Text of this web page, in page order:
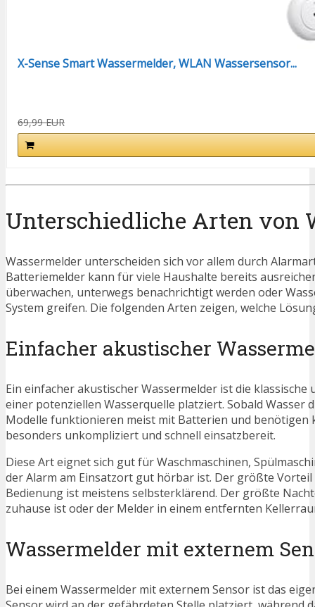
X-Sense Smart Wassermelder, WLAN Wassersensor...
69,99 EUR
Unterschiedliche Arten von
Wassermelder unterscheiden sich vor allem durch
Batteriemelder kann für viele Haushalte bereits
überwachen, unterwegs benachrichtigt werden oder
System greifen. Die folgenden Arten zeigen, welche
Einfacher akustischer
Ein einfacher akustischer Wassermelder ist die
einer potenziellen Wasserquelle platziert. Sobald Wasser
Modelle funktionieren meist mit Batterien und benötigen
besonders unkompliziert und schnell einsatzbereit.
Diese Art eignet sich gut für Waschmaschinen,
der Alarm am Einsatzort gut hörbar ist. Der größte
Bedienung ist meistens selbsterklärend. Der größte
zuhause ist oder der Melder in einem entfernten
Wassermelder mit externem
Bei einem Wassermelder mit externem Sensor ist das